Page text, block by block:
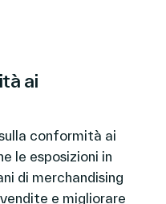
ai
conformità ai
le esposizioni in
di merchandising
e migliorare